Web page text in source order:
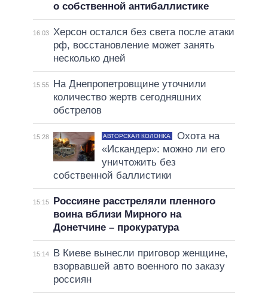
о собственной антибаллистике
16:03 Херсон остался без света после атаки
рф, восстановление может занять
несколько дней
15:55
На Днепропетровщине уточнили
количество жертв сегодняшних
обстрелов
15:28 АВТОРСКАЯ КОЛОНКА
Охота на
«Искандер»: можно ли его
уничтожить без
собственной баллистики
15:15
Россияне расстреляли пленного
воина вблизи Мирного на
Донетчине – прокуратура
15:14
В Киеве вынесли приговор женщине,
взорвавшей авто военного по заказу
россиян